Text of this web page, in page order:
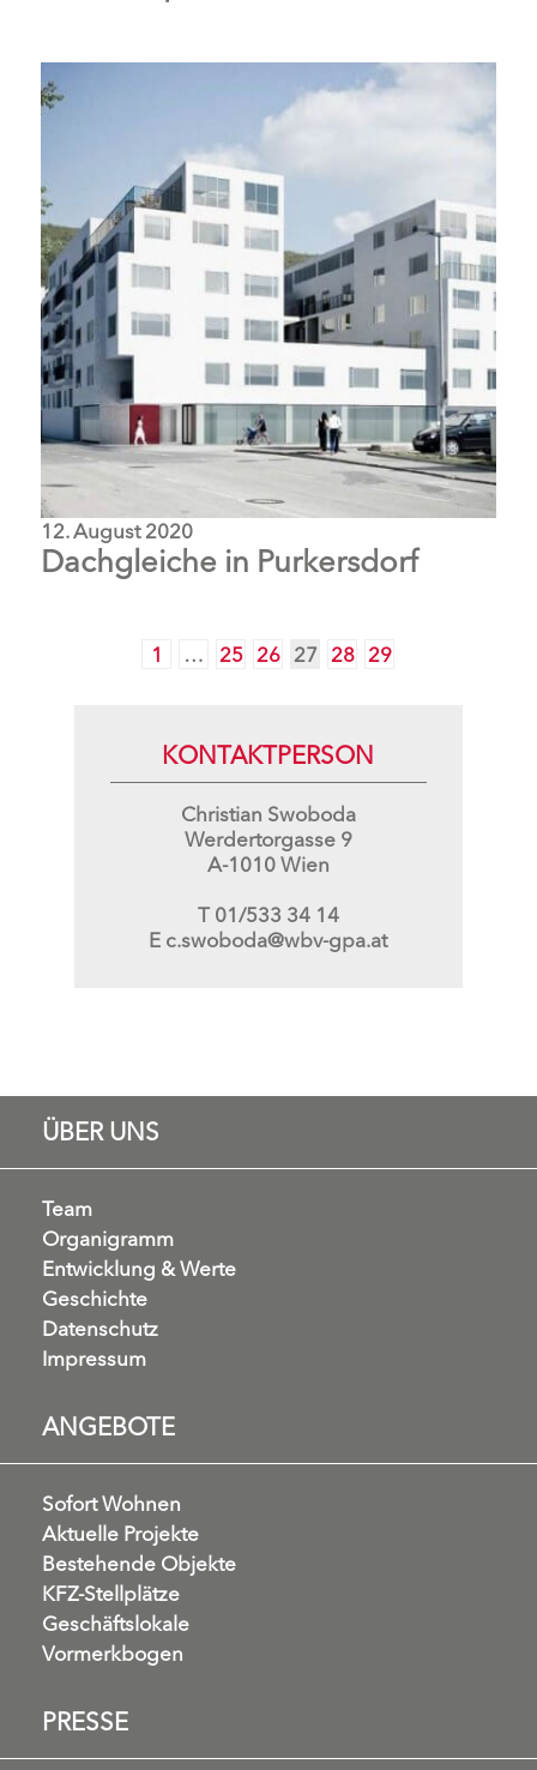
12. August 2020
Dachgleiche in Purkersdorf
1 … 25 26 27 28 29
KONTAKTPERSON
Christian Swoboda
Werdertorgasse 9
A-1010 Wien
T 01/533 34 14
E c.swoboda@wbv-gpa.at
ÜBER UNS
Team
Organigramm
Entwicklung & Werte
Geschichte
Datenschutz
Impressum
ANGEBOTE
Sofort Wohnen
Aktuelle Projekte
Bestehende Objekte
KFZ-Stellplätze
Geschäftslokale
Vormerkbogen
PRESSE